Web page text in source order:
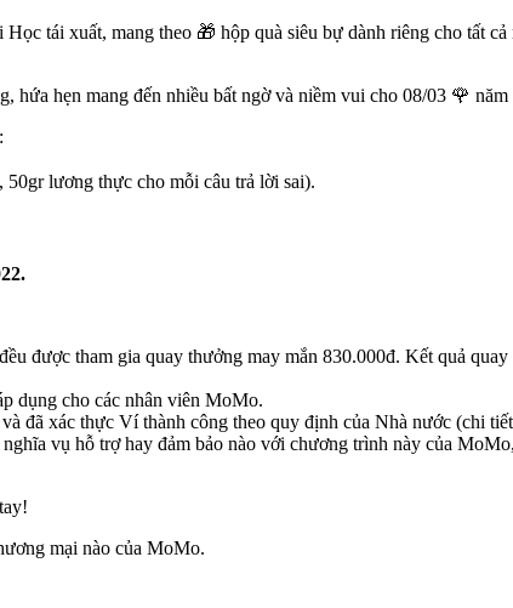
tái xuất, mang theo 🎁 hộp quà siêu bự dành riêng cho tất
hẹn mang đến nhiều bất ngờ và niềm vui cho 08/03 🌹 năm
50gr lương thực cho mỗi câu trả lời sai).
được tham gia quay thưởng may mắn 830.000đ. Kết quả
dụng cho các nhân viên MoMo.
đã xác thực Ví thành công theo quy định của Nhà nước (chi
vụ hỗ trợ hay đảm bảo nào với chương trình này của
mại nào của MoMo.